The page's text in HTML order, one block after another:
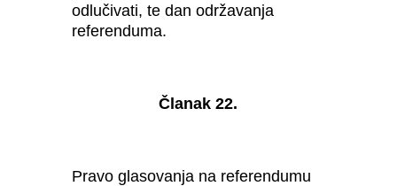
odlučivati, te dan održavanja
referenduma.
Članak 22.
Pravo glasovanja na referendumu